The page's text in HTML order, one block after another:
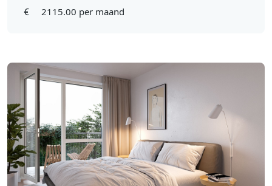
2115.00 per maand